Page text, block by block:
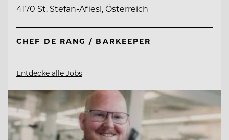
4170 St. Stefan-Afiesl, Österreich
CHEF DE RANG / BARKEEPER
Entdecke alle Jobs